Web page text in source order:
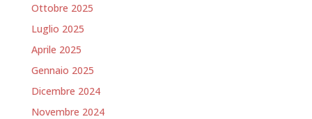
Ottobre 2025
Luglio 2025
Aprile 2025
Gennaio 2025
Dicembre 2024
Novembre 2024